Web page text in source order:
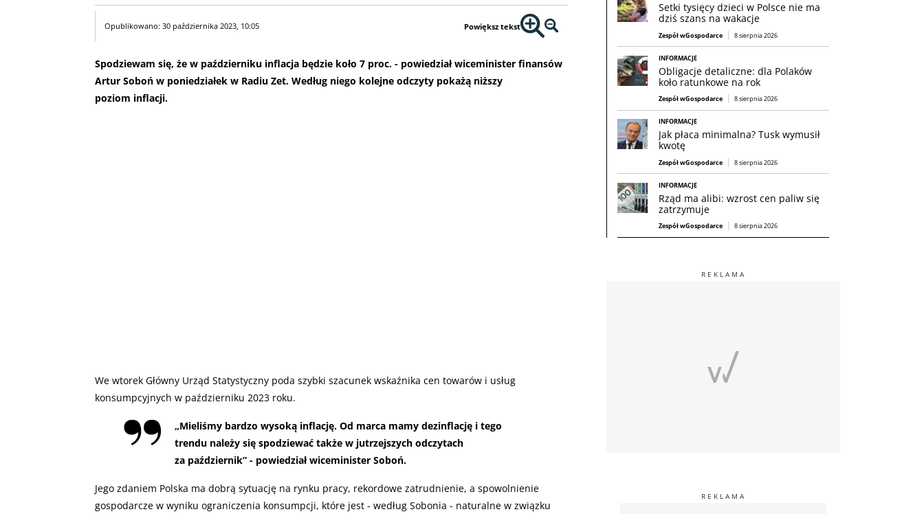
Opublikowano: 30 października 2023, 10:05 Powiększ tekst
Spodziewam się, że w październiku inflacja będzie koło 7 proc. - powiedział wiceminister finansów
Artur Soboń w poniedziałek w Radiu Zet. Według niego kolejne odczyty pokażą niższy
poziom inflacji.
We wtorek Główny Urząd Statystyczny poda szybki szacunek wskaźnika cen towarów i usług
konsumpcyjnych w październiku 2023 roku.
„Mieliśmy bardzo wysoką inflację. Od marca mamy dezinflację i tego
trendu należy się spodziewać także w jutrzejszych odczytach
za październik” - powiedział wiceminister Soboń.
Jego zdaniem Polska ma dobrą sytuację na rynku pracy, rekordowe zatrudnienie, a spowolnienie
gospodarcze w wyniku ograniczenia konsumpcji, które jest - według Sobonia - naturalne w związku
Setki tysięcy dzieci w Polsce nie ma
dziś szans na wakacje
Zespół wGospodarce 8 sierpnia 2026
INFORMACJE
Obligacje detaliczne: dla Polaków
koło ratunkowe na rok
Zespół wGospodarce 8 sierpnia 2026
INFORMACJE
Jak płaca minimalna? Tusk wymusił
kwotę
Zespół wGospodarce 8 sierpnia 2026
INFORMACJE
Rząd ma alibi: wzrost cen paliw się
zatrzymuje
Zespół wGospodarce 8 sierpnia 2026